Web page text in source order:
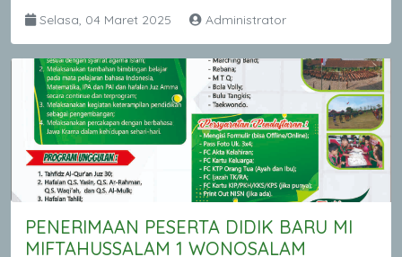
Selasa, 04 Maret 2025 Administrator
PENERIMAAN PESERTA DIDIK BARU MI
MIFTAHUSSALAM 1 WONOSALAM